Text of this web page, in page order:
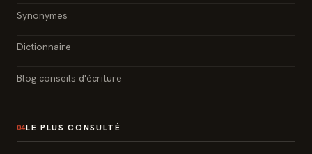
Synonymes
Dictionnaire
Blog conseils d'écriture
04LE PLUS CONSULTÉ